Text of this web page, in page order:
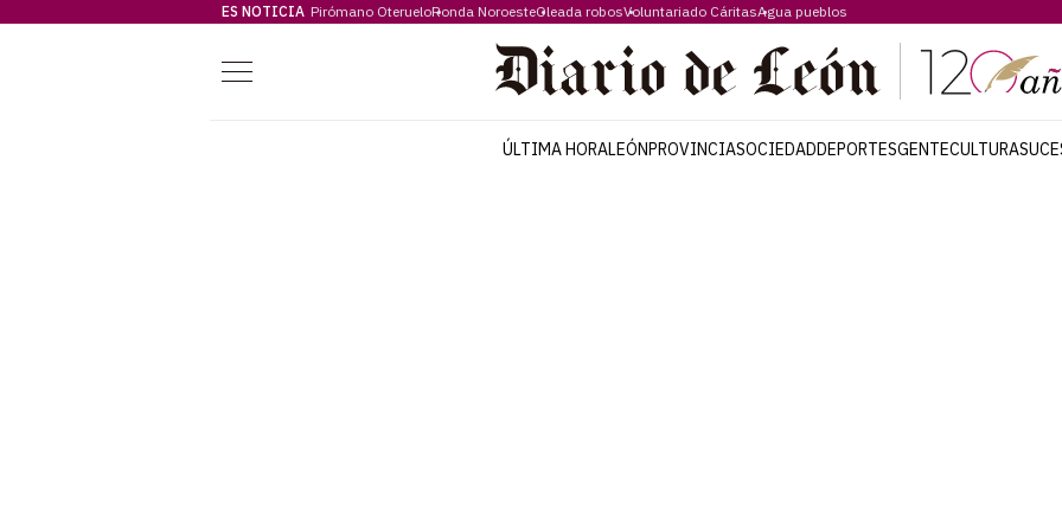
ES NOTICIA Pirómano OterueloRonda NoroesteOleada robosVoluntariado CáritasAgua pueblos
Menú
ÚLTIMA HORALEÓNPROVINCIASOCIEDADDEPORTESGENTECULTURA